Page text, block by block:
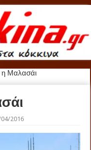
Μαλασάι
04/2016